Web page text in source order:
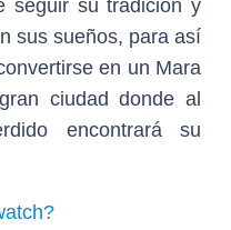
seguir su tradición y
sus sueños, para así
en un Mara
ciudad donde al
encontrará su